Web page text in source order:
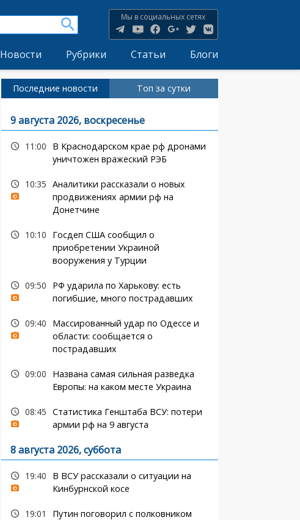
Мы в социальных сетях
Новости Рубрики Статьи Блоги
Последние новости Топ за сутки
9 августа 2026, воскресенье
11:00
В Краснодарском крае рф дронами
уничтожен вражеский РЭБ
10:35 Аналитики рассказали о новых
продвижениях армии рф на
Донетчине
10:10
Госдеп США сообщил о
приобретении Украиной
вооружения у Турции
09:50
РФ ударила по Харькову: есть
погибшие, много пострадавших
09:40
Массированный удар по Одессе и
области: сообщается о
пострадавших
09:00
Названа самая сильная разведка
Европы: на каком месте Украина
08:45 Статистика Генштаба ВСУ: потери
армии рф на 9 августа
8 августа 2026, суббота
19:40
В ВСУ рассказали о ситуации на
Кинбурнской косе
19:01
Путин поговорил с полковником